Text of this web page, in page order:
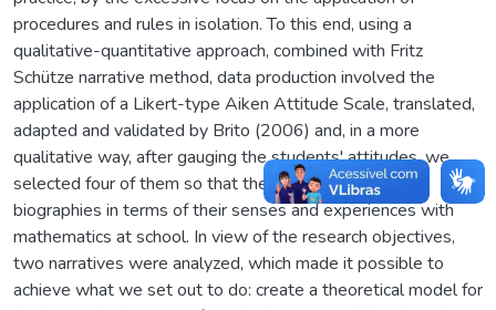
procedures and rules in isolation. To this end, using a
qualitative-quantitative approach, combined with Fritz
Schütze narrative method, data production involved the
application of a Likert-type Aiken Attitude Scale, translated,
adapted and validated by Brito (2006) and, in a more
qualitative way, after gauging the students' attitudes, we
selected four of them so that they could narrate their
biographies in terms of their senses and experiences with
mathematics at school. In view of the research objectives,
two narratives were analyzed, which made it possible to
achieve what we set out to do: create a theoretical model for